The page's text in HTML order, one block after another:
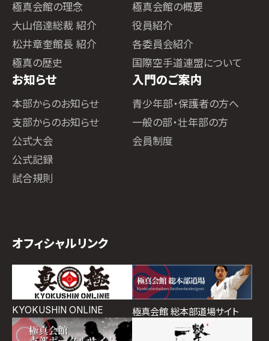
極真会館の理念
大山倍達総裁 紹介
松井章奎館長 紹介
極真の歴史
極真会館の概要
役員紹介
各委員会紹介
国際空手道連盟について
お知らせ
本部からのお知らせ
支部からのお知らせ
公式大会
公式記録
試合規則
入門のご案内
青少年部・保護者の方へ
一般の部・壮年部の方
会員制度
オフィシャルリンク
KYOKUSHIN ONLINE 極真会館 総本部道場サイト